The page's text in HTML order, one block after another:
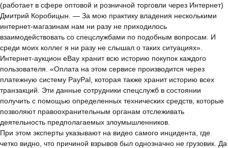
(работает в сфере оптовой и розничной торговли через Интернет)
Дмитрий Коробицын. — За мою практику владения несколькими
интернет-магазинам нам ни разу не приходилось
взаимодействовать со спецслужбами по подобным вопросам. И
среди моих коллег я ни разу не слышал о таких ситуациях».
Интернет-аукцион eBay хранит всю историю покупок каждого
пользователя. «Оплата на этом сервисе производится через
платежную систему PayPal, которая также хранит историю всех
транзакций. Эти данные сотрудники спецслужб в состоянии
получить с помощью определенных технических средств, которые
позволяют правоохранительным органам отслеживать
деятельность предполагаемых злоумышленников.
При этом эксперты указывают на видео самого инцидента, где
четко видно, что причиной взрывов был однозначно не грузовик. Да